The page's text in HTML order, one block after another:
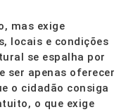
mas exige
locais e condições
se espalha por
ser apenas oferecer
o cidadão consiga
o que exige